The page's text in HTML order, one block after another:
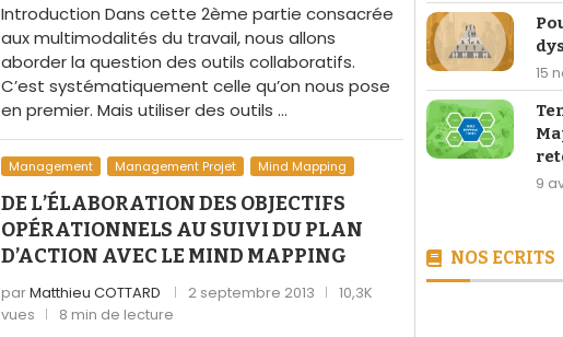
Introduction Dans cette 2ème partie consacrée
aux multimodalités du travail, nous allons
aborder la question des outils collaboratifs.
C’est systématiquement celle qu’on nous pose
en premier. Mais utiliser des outils …
Management Management Projet Mind Mapping
DE L’ÉLABORATION DES OBJECTIFS
OPÉRATIONNELS AU SUIVI DU PLAN
D’ACTION AVEC LE MIND MAPPING
parMatthieu COTTARD 2 septembre 2013
10,3K
vues
8 min de lecture
15
9
NOS ECRITS
[LIVRE] 26,90 €